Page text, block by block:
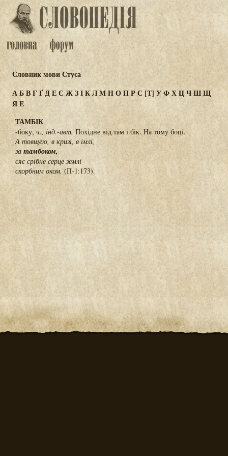
Словник мови Стуса
АБВГҐДЕЄ ЖЗІКЛМНОПР С [Т]УФХЦЧШЩ
ЯE
ТАМБІК
-боку,ч., інд.-авт.Похідне від там і бік. На тому боці.
А товщею, в кризі, в імлі,
за тамбоком,
сяє срібне серце землі
скорбним оком.(П-1:173).